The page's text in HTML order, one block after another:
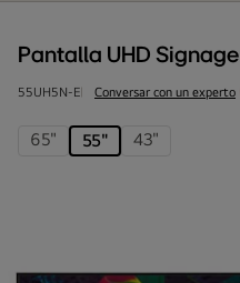
Pantalla UHD Signage
55UH5N-E Conversar con un experto
65" 55" 43"